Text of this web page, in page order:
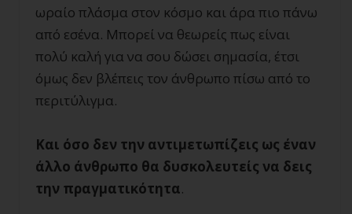
ωραίο πλάσμα στον κόσμο και άρα πιο πάνω
από εσένα. Μπορεί να θεωρείς πως είναι
πολύ καλή για να σου δώσει σημασία, έτσι
όμως δεν βλέπεις τον άνθρωπο πίσω από το
περιτύλιγμα.
Και όσο δεν την αντιμετωπίζεις ως έναν
άλλο άνθρωπο θα δυσκολευτείς να δεις
την πραγματικότητα.